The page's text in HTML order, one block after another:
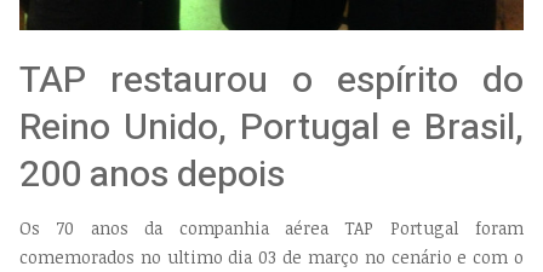
TAP restaurou o espírito do
Reino Unido, Portugal e Brasil,
200 anos depois
Os 70 anos da companhia aérea TAP Portugal foram
comemorados no ultimo dia 03 de março no cenário e com o